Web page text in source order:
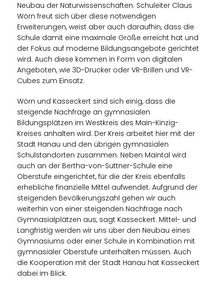
Neubau der Naturwissenschaften. Schuleiter Claus
Wörn freut sich über diese notwendigen
Erweiterungen, weist aber auch daraufhin, dass die
Schule damit eine maximale Größe erreicht hat und
der Fokus auf moderne Bildungsangebote gerichtet
wird. Auch diese kommen in Form von digitalen
Angeboten, wie 3D-Drucker oder VR-Brillen und VR-
Cubes zum Einsatz.
Wörn und Kasseckert sind sich einig, dass die
steigende Nachfrage an gymnasialen
Bildungsplätzen im Westkreis des Main-Kinzig-
Kreises anhalten wird. Der Kreis arbeitet hier mit der
Stadt Hanau und den übrigen gymnasialen
Schulstandorten zusammen. Neben Maintal wird
auch an der Bertha-von-Suttner-Schule eine
Oberstufe eingerichtet, für die der Kreis ebenfalls
erhebliche finanzielle Mittel aufwendet. Aufgrund der
steigenden Bevölkerungszahl gehen wir auch
weiterhin von einer steigenden Nachfrage nach
Gymnasialplätzen aus, sagt Kasseckert. Mittel- und
Langfristig werden wir uns über den Neubau eines
Gymnasiums oder einer Schule in Kombination mit
gymnasialer Oberstufe unterhalten müssen. Auch
die Kooperation mit der Stadt Hanau hat Kasseckert
dabei im Blick.